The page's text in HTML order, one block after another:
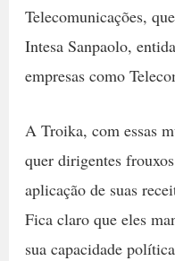
Telecomunicações,
Intesa Sanpaolo,
empresas como
A Troika, com essas
quer dirigentes
aplicação de suas
Fica claro que eles
sua capacidade